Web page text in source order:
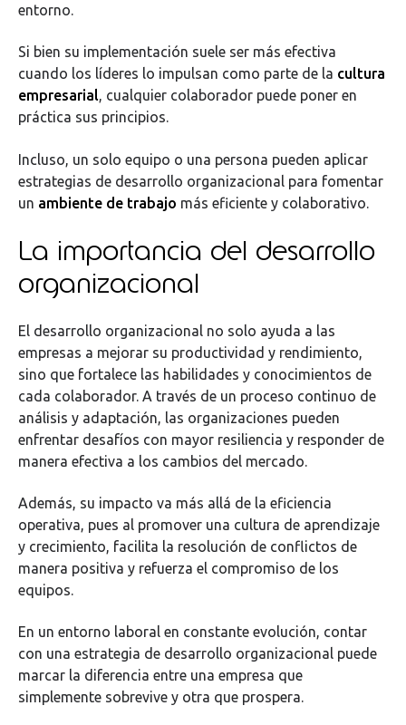
entorno.
Si bien su implementación suele ser más efectiva
cuando los líderes lo impulsan como parte de la cultura
empresarial, cualquier colaborador puede poner en
práctica sus principios.
Incluso, un solo equipo o una persona pueden aplicar
estrategias de desarrollo organizacional para fomentar
un ambiente de trabajo más eficiente y colaborativo.
La importancia del desarrollo
organizacional
El desarrollo organizacional no solo ayuda a las
empresas a mejorar su productividad y rendimiento,
sino que fortalece las habilidades y conocimientos de
cada colaborador. A través de un proceso continuo de
análisis y adaptación, las organizaciones pueden
enfrentar desafíos con mayor resiliencia y responder de
manera efectiva a los cambios del mercado.
Además, su impacto va más allá de la eficiencia
operativa, pues al promover una cultura de aprendizaje
y crecimiento, facilita la resolución de conflictos de
manera positiva y refuerza el compromiso de los
equipos.
En un entorno laboral en constante evolución, contar
con una estrategia de desarrollo organizacional puede
marcar la diferencia entre una empresa que
simplemente sobrevive y otra que prospera.